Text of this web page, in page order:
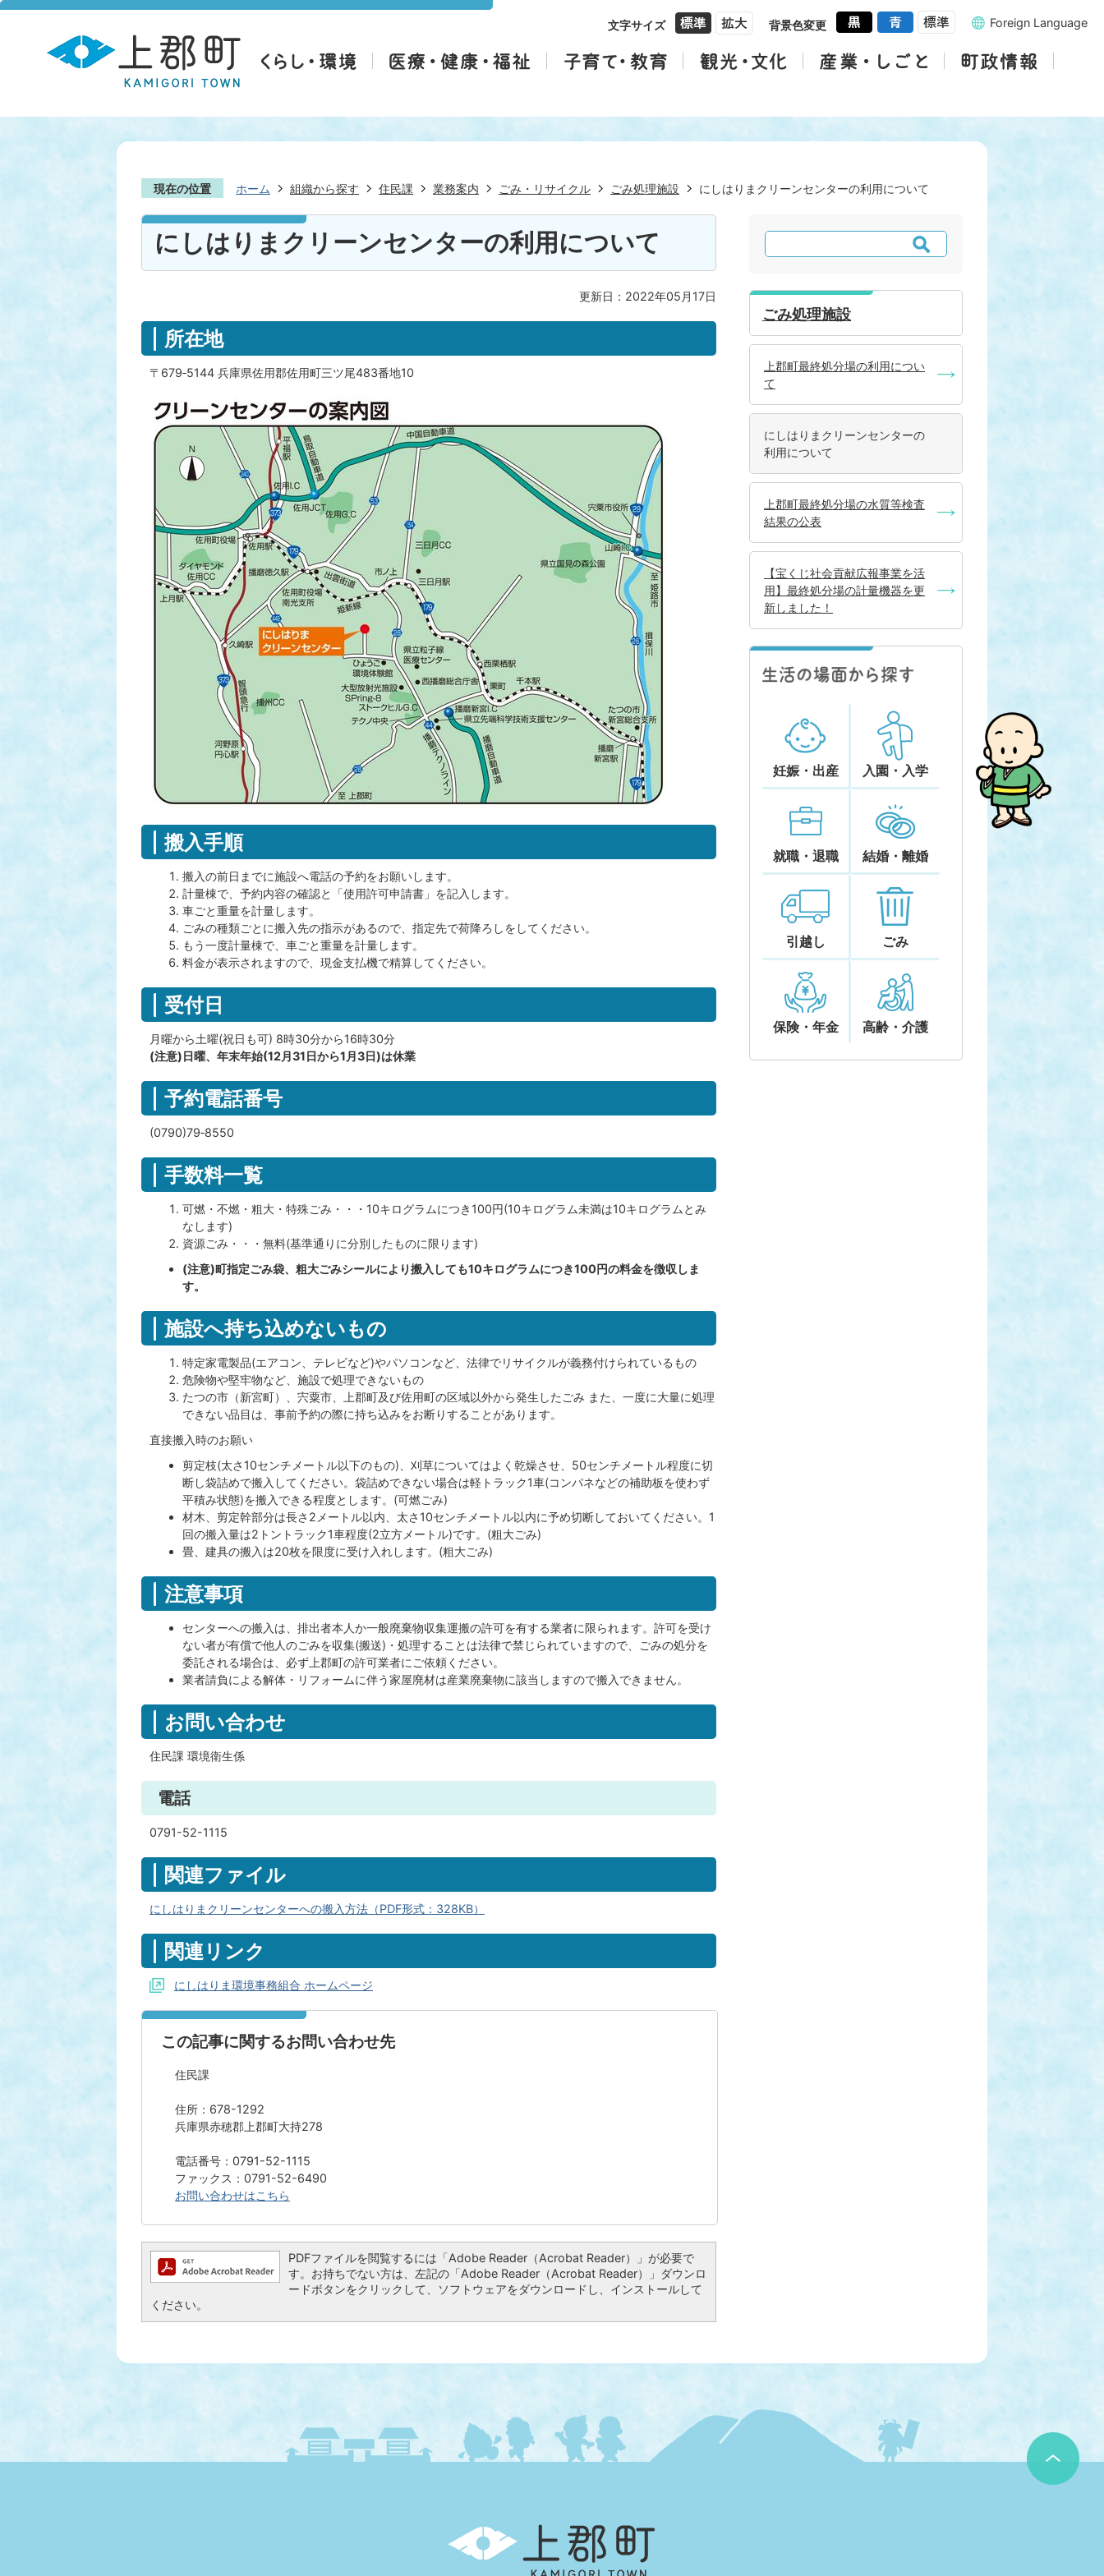
文字サイズ 背景色変更 Foreign Language
現在の位置 ホーム 組織から探す 住民課 業務案内 ごみ・リサイクル ごみ処理施設 にしはりまクリーンセンターの利用について
にしはりまクリーンセンターの利用について
更新日：2022年05月17日
所在地
〒679‐5144 兵庫県佐用郡佐用町三ツ尾483番地10
搬入手順
搬入の前日までに施設へ電話の予約をお願いします。
計量棟で、予約内容の確認と「使用許可申請書」を記入します。
車ごと重量を計量します。
ごみの種類ごとに搬入先の指示があるので、指定先で荷降ろしをしてください。
もう一度計量棟で、車ごと重量を計量します。
料金が表示されますので、現金支払機で精算してください。
受付日
月曜から土曜(祝日も可) 8時30分から16時30分
(注意)日曜、年末年始(12月31日から1月3日)は休業
予約電話番号
(0790)79‐8550
手数料一覧
可燃・不燃・粗大・特殊ごみ・・・10キログラムにつき100円(10キログラム未満は10キログラムとみ
なします)
資源ごみ・・・無料(基準通りに分別したものに限ります)
(注意)町指定ごみ袋、粗大ごみシールにより搬入しても10キログラムにつき100円の料金を徴収しま
す。
施設へ持ち込めないもの
特定家電製品(エアコン、テレビなど)やパソコンなど、法律でリサイクルが義務付けられているもの
危険物や堅牢物など、施設で処理できないもの
たつの市（新宮町）、宍粟市、上郡町及び佐用町の区域以外から発生したごみ また、一度に大量に処理
できない品目は、事前予約の際に持ち込みをお断りすることがあります。
直接搬入時のお願い
剪定枝(太さ10センチメートル以下のもの)、刈草についてはよく乾燥させ、50センチメートル程度に切
断し袋詰めで搬入してください。袋詰めできない場合は軽トラック1車(コンパネなどの補助板を使わず
平積み状態)を搬入できる程度とします。(可燃ごみ)
材木、剪定幹部分は長さ2メートル以内、太さ10センチメートル以内に予め切断しておいてください。1
回の搬入量は2トントラック1車程度(2立方メートル)です。(粗大ごみ)
畳、建具の搬入は20枚を限度に受け入れします。(粗大ごみ)
注意事項
センターへの搬入は、排出者本人か一般廃棄物収集運搬の許可を有する業者に限られます。許可を受け
ない者が有償で他人のごみを収集(搬送)・処理することは法律で禁じられていますので、ごみの処分を
委託される場合は、必ず上郡町の許可業者にご依頼ください。
業者請負による解体・リフォームに伴う家屋廃材は産業廃棄物に該当しますので搬入できません。
お問い合わせ
住民課 環境衛生係
電話
0791-52-1115
関連ファイル
にしはりまクリーンセンターへの搬入方法（PDF形式：328KB）
関連リンク
にしはりま環境事務組合 ホームページ
この記事に関するお問い合わせ先
住民課
住所：678-1292
兵庫県赤穂郡上郡町大持278
電話番号：0791-52-1115
ファックス：0791-52-6490
お問い合わせはこちら
PDFファイルを閲覧するには「Adobe Reader（Acrobat Reader）」が必要で
す。お持ちでない方は、左記の「Adobe Reader（Acrobat Reader）」ダウンロ
ードボタンをクリックして、ソフトウェアをダウンロードし、インストールして
ください。
検
索
ごみ処理施設
上郡町最終処分場の利用につい
て
にしはりまクリーンセンターの
利用について
上郡町最終処分場の水質等検査
結果の公表
【宝くじ社会貢献広報事業を活
用】最終処分場の計量機器を更
新しました！
妊娠・出産 入園・入学
就職・退職 結婚・離婚
引越し ごみ
保険・年金 高齢・介護
郡